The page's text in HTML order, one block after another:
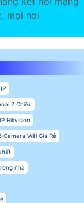
mọi nơi
2 Chiều
Hikvision
Camera Wifi Giá Rẻ
nhà